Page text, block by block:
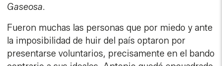
Gaseosa.
Fueron muchas las personas que por miedo y ante
la imposibilidad de huir del país optaron por
presentarse voluntarios, precisamente en el bando